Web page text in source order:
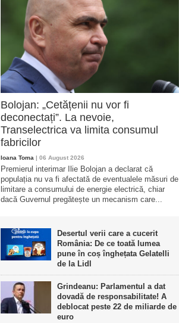
Bolojan: „Cetățenii nu vor fi
deconectați”. La nevoie,
Transelectrica va limita consumul
fabricilor
Ioana Toma | 06 August 2026
Premierul interimar Ilie Bolojan a declarat că
populația nu va fi afectată de eventualele măsuri de
limitare a consumului de energie electrică, chiar
dacă Guvernul pregătește un mecanism care...
Desertul verii care a cucerit
România: De ce toată lumea
pune în coș înghețata Gelatelli
de la Lidl
Grindeanu: Parlamentul a dat
dovadă de responsabilitate! A
deblocat peste 22 de miliarde de
euro